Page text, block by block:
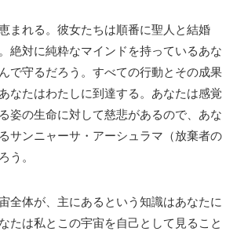
まれる。彼女たちは順番に聖人と結婚
絶対に純粋なマインドを持っているあな
で守るだろう。すべての行動とその成果
なたはわたしに到達する。あなたは感覚
姿の生命に対して慈悲があるので、あな
サンニャーサ・アーシュラマ（放棄者の
う。
全体が、主にあるという知識はあなたに
たは私とこの宇宙を自己として見ること